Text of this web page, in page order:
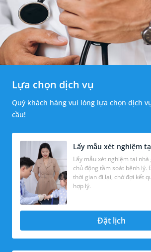
Lựa chọn dịch vụ
Quý khách hàng vui lòng lựa chọn dịch
cầu!
Lấy mẫu xét nghiệm
Lấy mẫu xét nghiệm tại nhà
chủ động tầm soát bệnh lý.
thời gian đi lại, chờ đợi kết quả với mức chi phí
hợp lý.
Đặt lịch